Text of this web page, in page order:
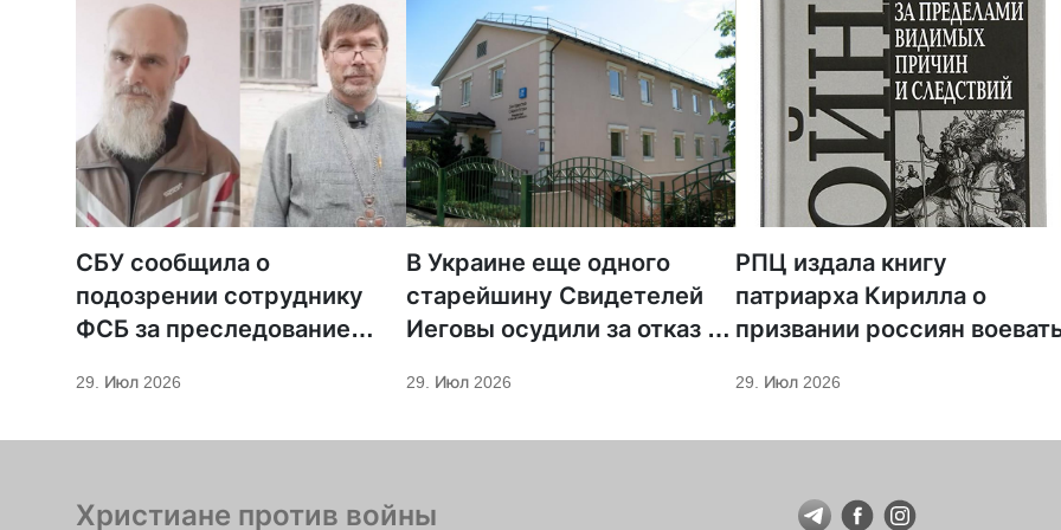
СБУ сообщила о
подозрении сотруднику
ФСБ за преследование
29. Июл 2026
В Украине еще одного
старейшину Свидетелей
Иеговы осудили за отказ от
29. Июл 2026
РПЦ издала книгу
патриарха Кирилла о
призвании россиян
29. Июл 2026
Христиане против войны